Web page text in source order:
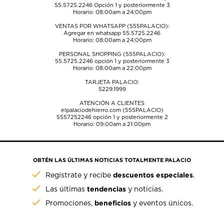
55.5725.2246Opción 1 y posteriormente 3
Horario: 08:00am a 24:00pm
VENTAS POR WHATSAPP (555PALACIO):
Agregar en whatsapp 55.5725.2246
Horario: 08:00am a 24:00pm
PERSONAL SHOPPING (555PALACIO):
55.5725.2246opción 1 y posteriormente 3
Horario: 08:00am a 22:00pm
TARJETA PALACIO:
5229.1999
ATENCIÓN A CLIENTES
elpalaciodehierro.com (555PALACIO)
5557252246opción 1 y posteriormente 2
Horario: 09:00am a 21:00pm
OBTÉN LAS ÚLTIMAS NOTICIAS TOTALMENTE PALACIO
Regístrate y recibedescuentos especiales.
Las últimastendencias y noticias.
Promociones, beneficios y eventos únicos.